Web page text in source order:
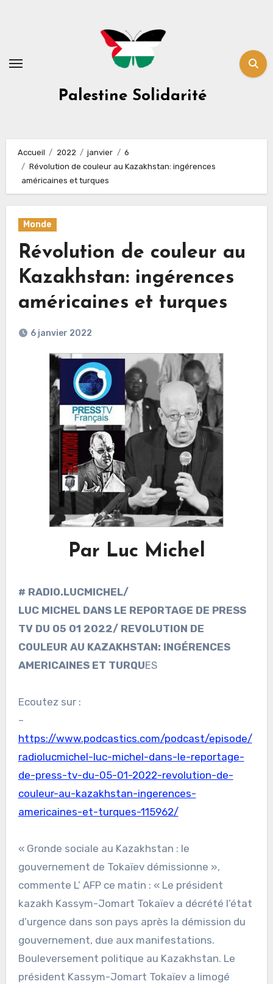
Palestine Solidarité
Accueil 2022 janvier
6
Révolution de couleur au Kazakhstan: ingérences
américaines et turques
Monde
Révolution de couleur au
Kazakhstan: ingérences
américaines et turques
6 janvier 2022
Par Luc Michel
# RADIO.LUCMICHEL/
LUC MICHEL DANS LE REPORTAGE DE PRESS
TV DU 05 01 2022/ REVOLUTION DE
COULEUR AU KAZAKHSTAN: INGÉRENCES
AMERICAINES ET TURQUES
Ecoutez sur :
–
https://www.podcastics.com/podcast/episode/
radiolucmichel-luc-michel-dans-le-reportage-
de-press-tv-du-05-01-2022-revolution-de-
couleur-au-kazakhstan-ingerences-
americaines-et-turques-115962/
« Gronde sociale au Kazakhstan : le
gouvernement de Tokaïev démissionne »,
commente L’ AFP ce matin : « Le président
kazakh Kassym-Jomart Tokaïev a décrété l’état
d’urgence dans son pays après la démission du
gouvernement, due aux manifestations.
Bouleversement politique au Kazakhstan. Le
président Kassym-Jomart Tokaïev a limogé